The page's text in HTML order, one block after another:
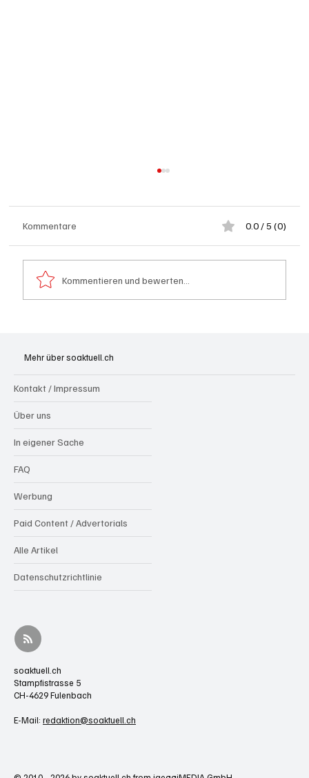
Drinks
Kommentare 0.0 / 5 (0)
Kommentieren und bewerten...
Mehr über soaktuell.ch
Kontakt / Impressum
Über uns
In eigener Sache
FAQ
Werbung
Paid Content / Advertorials
Alle Artikel
Datenschutzrichtlinie
soaktuell.ch
Stampfistrasse 5
CH-4629 Fulenbach
E-Mail: redaktion@soaktuell.ch